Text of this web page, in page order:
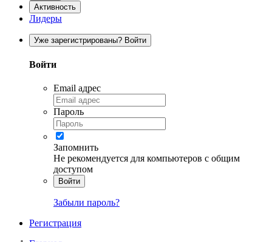
Активность
Лидеры
Уже зарегистрированы? Войти
Войти
Email адрес
Пароль
Запомнить
Не рекомендуется для компьютеров с общим
доступом
Войти
Забыли пароль?
Регистрация